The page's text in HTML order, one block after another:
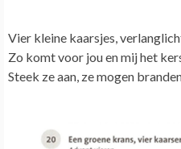
Vier kleine kaarsjes,
Zo komt voor jou en mij het
Steek ze aan, ze mogen